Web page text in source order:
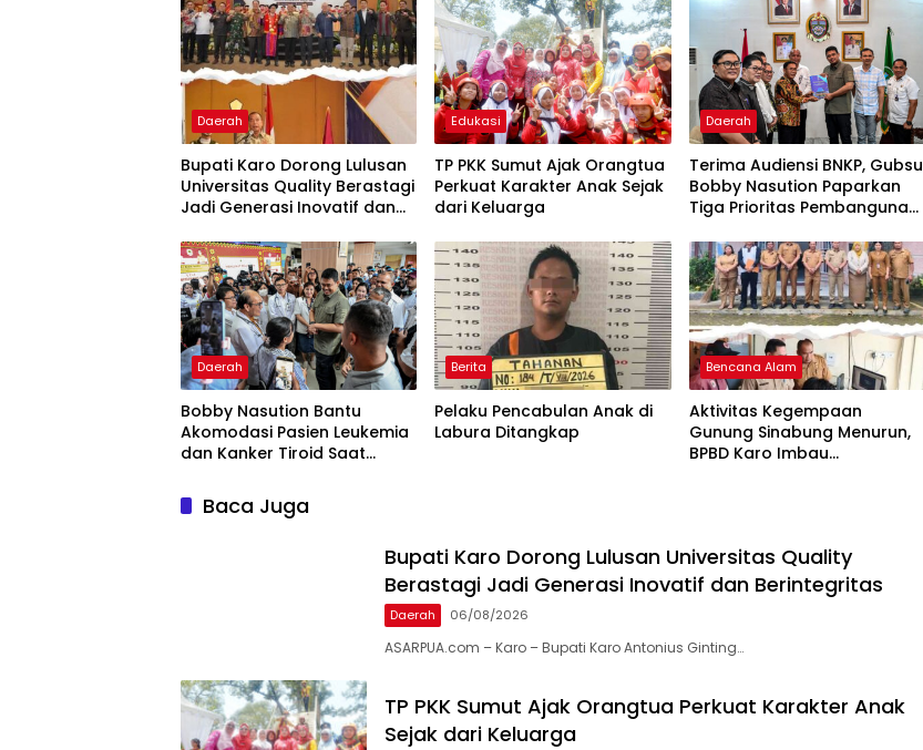
Daerah
Bupati Karo Dorong Lulusan
Universitas Quality Berastagi
Jadi Generasi Inovatif dan
Edukasi
TP PKK Sumut Ajak Orangtua
Perkuat Karakter Anak Sejak
dari Keluarga
Daerah
Terima Audiensi BNKP, Gubsu
Bobby Nasution Paparkan
Tiga Prioritas Pembangunan
Daerah
Bobby Nasution Bantu
Akomodasi Pasien Leukemia
dan Kanker Tiroid Saat
Berita
Pelaku Pencabulan Anak di
Labura Ditangkap
Bencana Alam
Aktivitas Kegempaan
Gunung Sinabung Menurun,
BPBD Karo Imbau
Baca Juga
Bupati Karo Dorong Lulusan Universitas Quality
Berastagi Jadi Generasi Inovatif dan Berintegritas
Daerah 06/08/2026
ASARPUA.com – Karo – Bupati Karo Antonius Ginting…
TP PKK Sumut Ajak Orangtua Perkuat Karakter Anak
Sejak dari Keluarga